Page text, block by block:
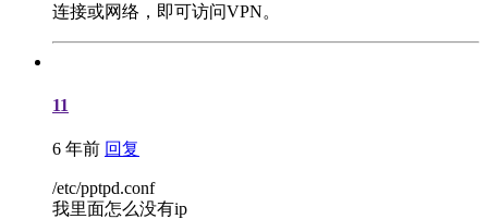
连接或网络，即可访问VPN。
11
6 年前 回复
/etc/pptpd.conf
我里面怎么没有ip